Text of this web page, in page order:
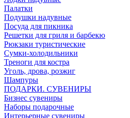
Палатки
Подушки надувные
Посуда для пикника
Решетки для гриля и барбекю
Рюкзаки туристические
Сумки-холодильники
Треноги для костра
Уголь, дрова, розжиг
Шампуры
ПОДАРКИ. СУВЕНИРЫ
Бизнес сувениры
Наборы подарочные
Интерьерные сувениры